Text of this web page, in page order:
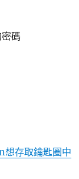
碼
存取鑰匙圈中